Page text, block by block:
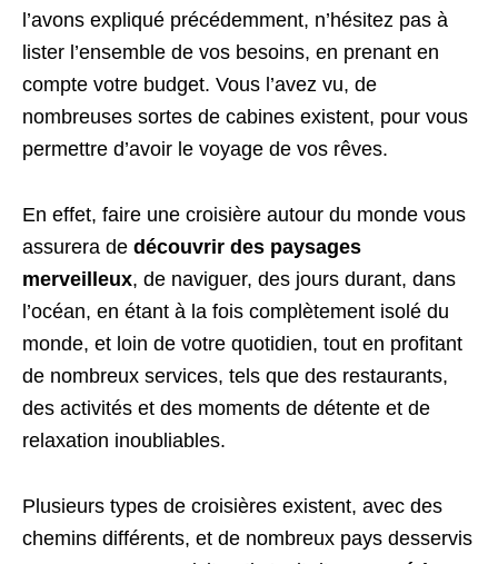
l’avons expliqué précédemment, n’hésitez pas à
lister l’ensemble de vos besoins, en prenant en
compte votre budget. Vous l’avez vu, de
nombreuses sortes de cabines existent, pour vous
permettre d’avoir le voyage de vos rêves.
En effet, faire une croisière autour du monde vous
assurera de découvrir des paysages
merveilleux, de naviguer, des jours durant, dans
l’océan, en étant à la fois complètement isolé du
monde, et loin de votre quotidien, tout en profitant
de nombreux services, tels que des restaurants,
des activités et des moments de détente et de
relaxation inoubliables.
Plusieurs types de croisières existent, avec des
chemins différents, et de nombreux pays desservis